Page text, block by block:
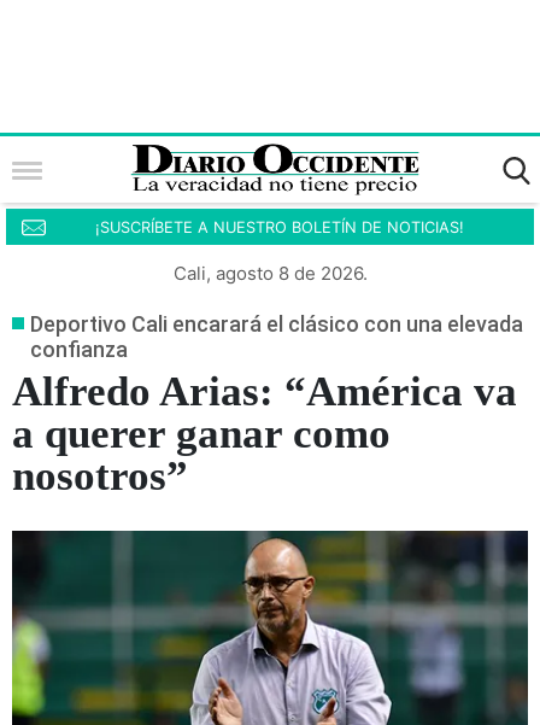
¡SUSCRÍBETE A NUESTRO BOLETÍN DE NOTICIAS!
Cali, agosto 8 de 2026.
Deportivo Cali encarará el clásico con una elevada
confianza
Alfredo Arias: “América va
a querer ganar como
nosotros”